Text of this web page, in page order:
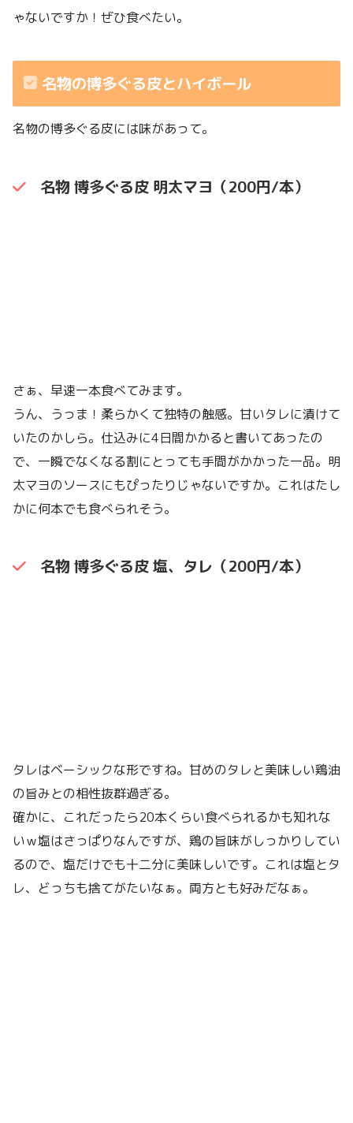
ゃないですか！ぜひ食べたい。
名物の博多ぐる皮とハイボール
名物の博多ぐる皮には味があって。
名物 博多ぐる皮 明太マヨ（200円/本）
さぁ、早速一本食べてみます。
うん、うっま！柔らかくて独特の触感。甘いタレに漬けて
いたのかしら。仕込みに4日間かかると書いてあったの
で、一瞬でなくなる割にとっても手間がかかった一品。明
太マヨのソースにもぴったりじゃないですか。これはたし
かに何本でも食べられそう。
名物 博多ぐる皮 塩、タレ（200円/本）
タレはベーシックな形ですね。甘めのタレと美味しい鶏油
の旨みとの相性抜群過ぎる。
確かに、これだったら20本くらい食べられるかも知れな
いｗ塩はさっぱりなんですが、鶏の旨味がしっかりしてい
るので、塩だけでも十二分に美味しいです。これは塩とタ
レ、どっちも捨てがたいなぁ。両方とも好みだなぁ。